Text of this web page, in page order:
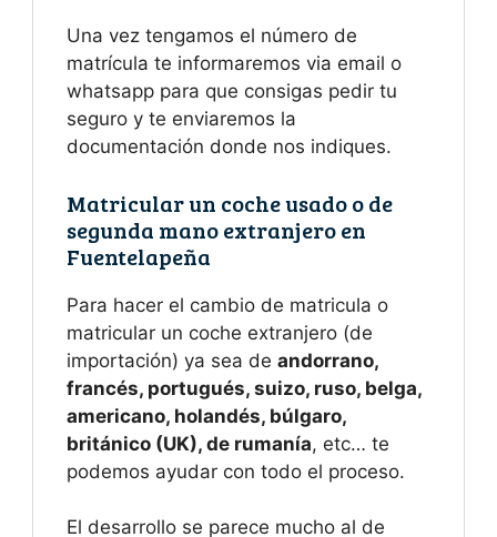
Una vez tengamos el número de
matrícula te informaremos via email o
whatsapp para que consigas pedir tu
seguro y te enviaremos la
documentación donde nos indiques.
Matricular un coche usado o de
segunda mano extranjero en
Fuentelapeña
Para hacer el cambio de matricula o
matricular un coche extranjero (de
importación) ya sea de andorrano,
francés, portugués, suizo, ruso, belga,
americano, holandés, búlgaro,
británico (UK), de rumanía, etc… te
podemos ayudar con todo el proceso.
El desarrollo se parece mucho al de